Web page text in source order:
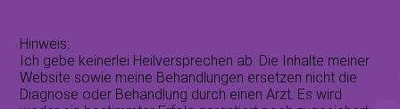
Hinweis:
Ich gebe keinerlei Heilversprechen ab. Die Inhalte meiner
Website sowie meine Behandlungen ersetzen nicht die
Diagnose oder Behandlung durch einen Arzt. Es wird